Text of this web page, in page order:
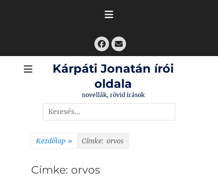
Facebook
Email
Kárpáti Jonatán írói
oldala
novellák, rövid írások
Search
for:
Kezdőlap » Címke: orvos
Címke: orvos